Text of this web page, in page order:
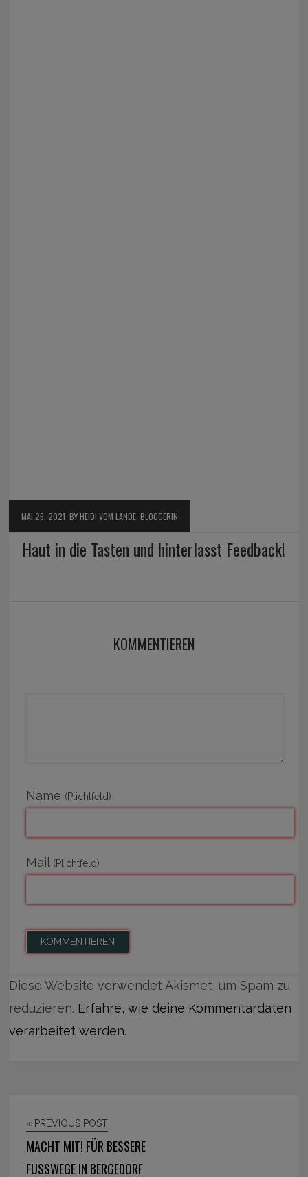
MAI 26, 2021 BY HEIDI VOM LANDE, BLOGGERIN
Haut in die Tasten und hinterlasst Feedback!
KOMMENTIEREN
Name (Plichtfeld)
Mail (Plichtfeld)
Diese Website verwendet Akismet, um Spam zu
reduzieren. Erfahre, wie deine Kommentardaten
verarbeitet werden.
« PREVIOUS POST
MACHT MIT! FÜR BESSERE
FUSSWEGE IN BERGEDORF